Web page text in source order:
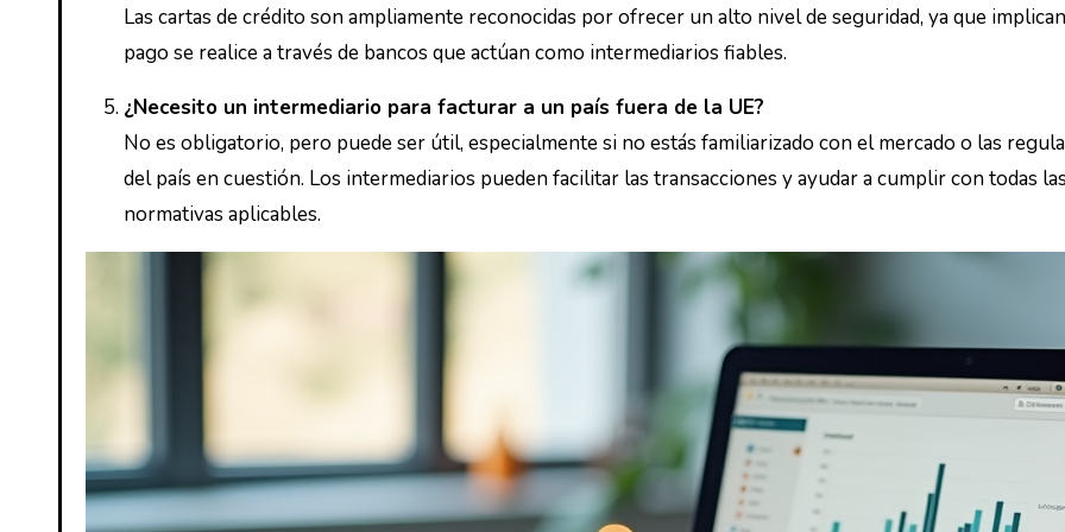
Las cartas de crédito son ampliamente reconocidas por ofrecer un alto nivel de seguridad, ya que implican que el
pago se realice a través de bancos que actúan como intermediarios fiables.
¿Necesito un intermediario para facturar a un país fuera de la UE?
No es obligatorio, pero puede ser útil, especialmente si no estás familiarizado con el mercado o las regulaciones
del país en cuestión. Los intermediarios pueden facilitar las transacciones y ayudar a cumplir con todas
normativas aplicables.